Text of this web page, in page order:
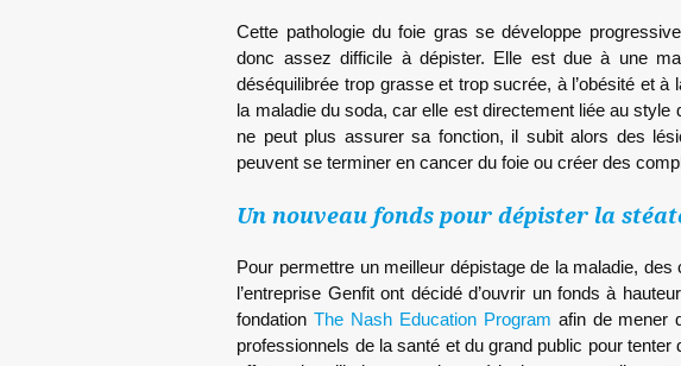
Cette pathologie du foie gras se développe
donc assez difficile à dépister. Elle est due à une
déséquilibrée trop grasse et trop sucrée, à l’obésité et à
la maladie du soda, car elle est directement liée au style
ne peut plus assurer sa fonction, il subit alors des
peuvent se terminer en cancer du foie ou créer des
Un nouveau fonds pour dépister la
Pour permettre un meilleur dépistage de la maladie,
l’entreprise Genfit ont décidé d’ouvrir un fonds à
fondationThe Nash Education Program afin de mener
professionnels de la santé et du grand public pour